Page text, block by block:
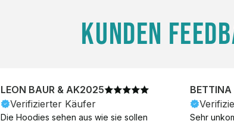
KUNDEN
LEON BAUR & AK2025
Verifizierter Käufer
Die Hoodies sehen aus wie sie sollen
BETTINA
Sehr